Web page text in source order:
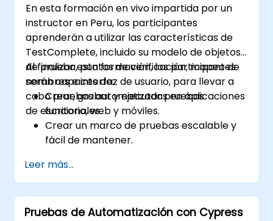
En esta formación en vivo impartida por un
instructor en Peru, los participantes
aprenderán a utilizar las características de
TestComplete, incluido su modelo de objetos
de prueba, puntos de verificación, mapeo de
nombres e interfaz de usuario, para llevar a
cabo pruebas automatizadas en aplicaciones
de escritorio, web y móviles.
Al finalizar esta formación, los participantes
serán capaces de:
Crear, grabar y ejecutar pruebas
funcionales.
Crear un marco de pruebas escalable y
fácil de mantener.
pruebas para múltiples dispositivos y
analizar los resultados de las pruebas.
Utilizar las extensiones de script de
TestComplete.
Leer más...
Pruebas de Automatización con Cypress